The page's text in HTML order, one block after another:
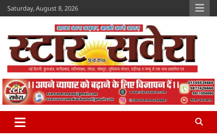
Skip
to
Saturday, August 8, 2026
Star Savera
www.starsavera.com